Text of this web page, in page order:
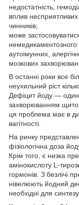
недостатність,
вплив несприятливих
чинників;
може
немедикаментозного
аутоімунних,
мозкових
В останні роки все
неухильний ріст
Дефіцит йоду —
захворюванням
ця проблема має в
вагітності.
На ринку
фізіологічна доза
Крім того, є низка
амінокислоту L-
гормонів. З безлічі
нівелюють йодний
необхідні для